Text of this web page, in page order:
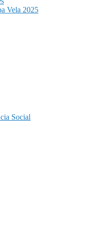
Vela 2025
Social